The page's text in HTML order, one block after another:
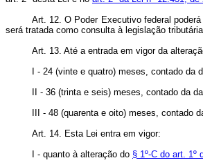
Art. 12. O Poder Executivo federal
será tratada como consulta à legislação
Art. 13. Até a entrada em vigor da
I - 24 (vinte e quatro) meses, contado
II - 36 (trinta e seis) meses, contado da
III - 48 (quarenta e oito) meses, contado
Art. 14. Esta Lei entra em vigor:
I - quanto à alteração do § 1º-C do art. 1º